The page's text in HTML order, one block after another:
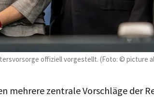
offiziell vorgestellt. (Foto: © picture
mehrere zentrale Vorschläge der